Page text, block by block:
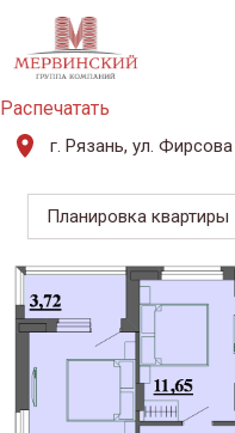
Распечатать
г. Рязань, ул. Фирсова
Планировка квартиры